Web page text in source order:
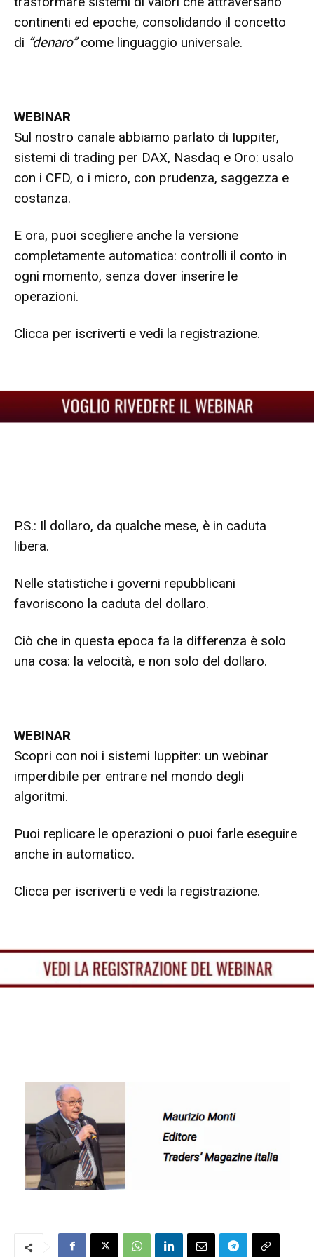
continenti ed epoche, consolidando il concetto
di “denaro”come linguaggio universale.
WEBINAR
Sul nostro canale abbiamo parlato di Iuppiter,
sistemi di trading per DAX, Nasdaq e Oro: usalo
con i CFD, o i micro, con prudenza, saggezza e
costanza.
E ora, puoi scegliere anche la versione
completamente automatica: controlli il conto in
ogni momento, senza dover inserire le
operazioni.
Clicca per iscriverti e vedi la registrazione.
P.S.: Il dollaro, da qualche mese, è in caduta
libera.
Nelle statistiche i governi repubblicani
favoriscono la caduta del dollaro.
Ciò che in questa epoca fa la differenza è solo
una cosa: la velocità, e non solo del dollaro.
WEBINAR
Scopri con noi i sistemi Iuppiter: un webinar
imperdibile per entrare nel mondo degli
algoritmi.
Puoi replicare le operazioni o puoi farle eseguire
anche in automatico.
Clicca per iscriverti e vedi la registrazione.